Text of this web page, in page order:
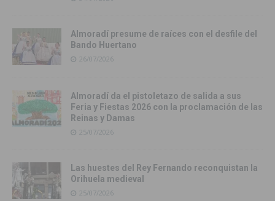
Almoradí presume de raíces con el desfile del
Bando Huertano
26/07/2026
Almoradí da el pistoletazo de salida a sus
Feria y Fiestas 2026 con la proclamación de las
Reinas y Damas
25/07/2026
Las huestes del Rey Fernando reconquistan la
Orihuela medieval
25/07/2026